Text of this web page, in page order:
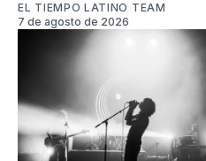
EL TIEMPO LATINO TEAM
7 de agosto de 2026